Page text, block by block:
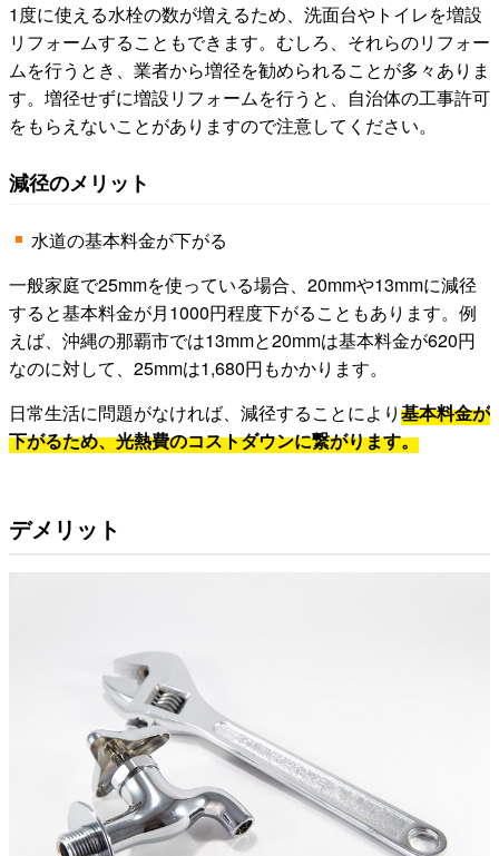
1度に使える水栓の数が増えるため、洗面台やトイレを増設
リフォームすることもできます。むしろ、それらのリフォー
ムを行うとき、業者から増径を勧められることが多々ありま
す。増径せずに増設リフォームを行うと、自治体の工事許可
をもらえないことがありますので注意してください。
減径のメリット
水道の基本料金が下がる
一般家庭で25mmを使っている場合、20mmや13mmに減径
すると基本料金が月1000円程度下がることもあります。例
えば、沖縄の那覇市では13mmと20mmは基本料金が620円
なのに対して、25mmは1,680円もかかります。
日常生活に問題がなければ、減径することにより基本料金が
下がるため、光熱費のコストダウンに繋がります。
デメリット